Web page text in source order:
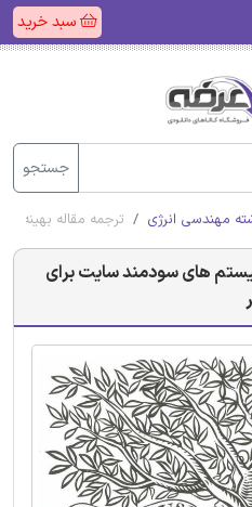
سبد خرید
جستجو
مهندسی انرژی ترجمه مقاله بهینه
های سودمند سایت برای